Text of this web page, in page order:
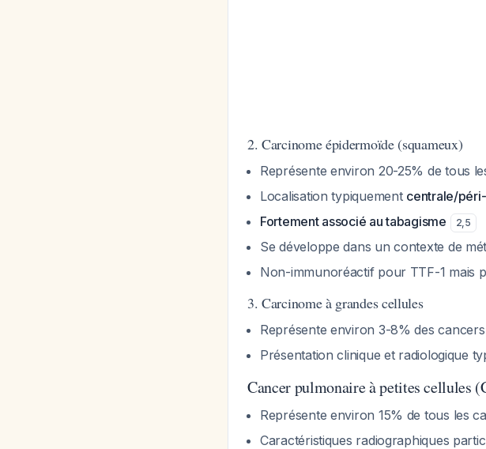
2. Carcinome épidermoïde (squameux)
Représente environ 20-25% de tous
Localisation typiquement centrale/
Fortement associé au tabagisme 2,5
Se développe dans un contexte de
Non-immunoréactif pour TTF-1 mais
3. Carcinome à grandes cellules
Représente environ 3-8% des
Présentation clinique et radiologique
Cancer pulmonaire à petites cellules
Représente environ 15% de tous les
Caractéristiques radiographiques